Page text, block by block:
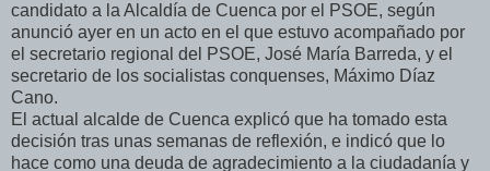
candidato a la Alcaldía de Cuenca por el PSOE, según
anunció ayer en un acto en el que estuvo acompañado por
el secretario regional del PSOE, José María Barreda, y el
secretario de los socialistas conquenses, Máximo Díaz
Cano.
El actual alcalde de Cuenca explicó que ha tomado esta
decisión tras unas semanas de reflexión, e indicó que lo
hace como una deuda de agradecimiento a la ciudadanía y